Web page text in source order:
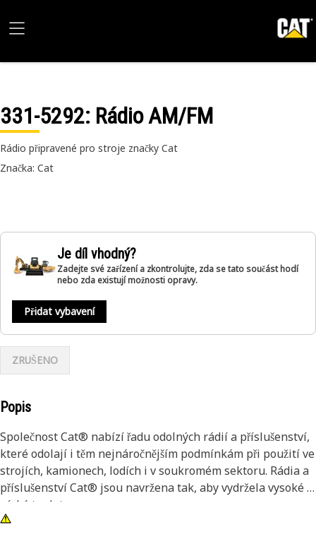
331-5292: Rádio AM/FM
Rádio připravené pro stroje značky Cat
Značka: Cat
Je díl vhodný?
Zadejte své zařízení a zkontrolujte, zda se tato součást hodí
nebo zda existují možnosti opravy.
Přidat vybavení
ZRUŠENO
Popis
Společnost Cat® nabízí řadu odolných rádií a příslušenství,
které odolají i těm nejnáročnějším podmínkám při použití ve
strojích, kamionech, lodích i v soukromém sektoru. Rádia a
příslušenství Cat® jsou navržena tak, aby vydržela vysoké i
nízké teploty.